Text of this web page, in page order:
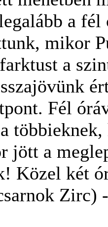
a
mikor
a
Fél
jött a
Közel két
Zirc)